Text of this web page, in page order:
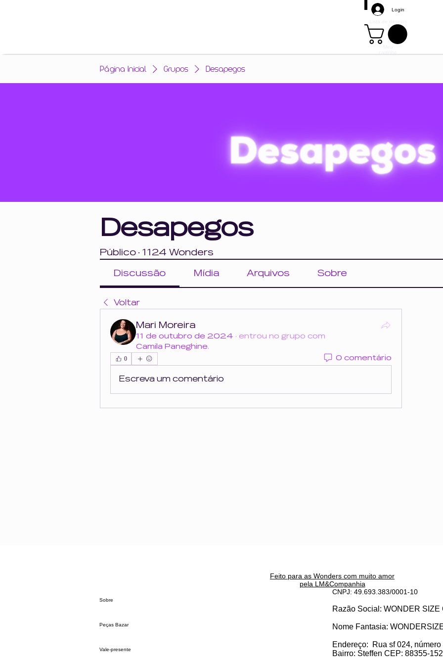
Login
Página Inicial Grupos Desapegos
Desapegos
Público · 1124 Wonders
Discussão Mídia Arquivos Sobre
Voltar
Mari Moreira
11 de outubro de 2024 · entrou no grupo com
Camila Paneghine.
0 0 comentário
Escreva um comentário
Feito para as Wonders com muito amor
pela LM&Companhia
Sobre
Peças Bazar
Vale-presente
CNPJ: 49.693.383/0001-10
Razão Social: WONDER
Nome Fantasia:
Endereço:
Rua sf 024, número
Bairro: Steffen CEP: 88355-